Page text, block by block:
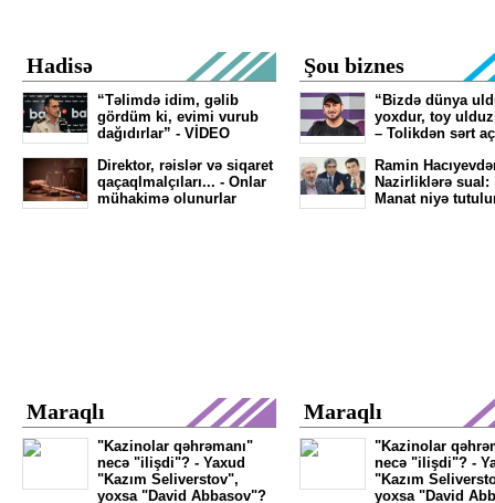
Hadisə
“Təlimdə idim, gəlib
gördüm ki, evimi vurub
dağıdırlar” - VİDEO
Direktor, rəislər və siqaret
qaçaqlmalçıları... - Onlar
mühakimə olunurlar
Şou biznes
“Bizdə dünya
yoxdur, toy
– Tolikdən sərt
Ramin
Nazirliklərə sual:
Manat niyə
Maraqlı
"Kazinolar qəhrəmanı"
necə "ilişdi"? - Yaxud
"Kazım Seliverstov",
yoxsa "David Abbasov"?
Maraqlı
"Kazinolar
necə "ilişdi"? -
"Kazım
yoxsa "David